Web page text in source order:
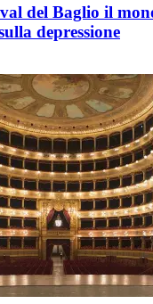
del Baglio il
depressione